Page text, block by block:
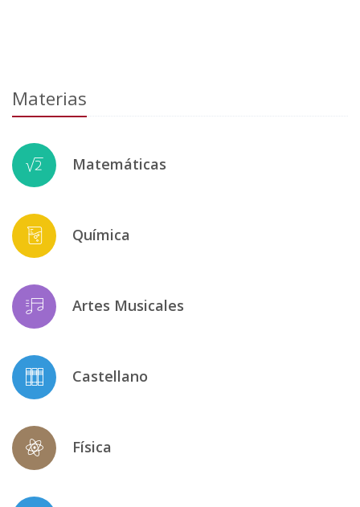
Materias
Matemáticas
Química
Artes Musicales
Castellano
Física